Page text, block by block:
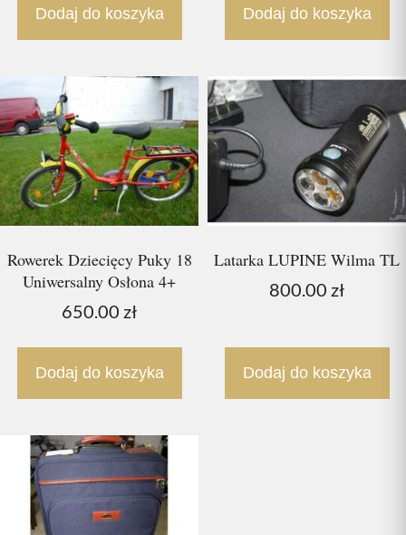
Dodaj do koszyka Dodaj do koszyka
Rowerek Dziecięcy Puky 18
Uniwersalny Osłona 4+
650.00 zł
Dodaj do koszyka
Latarka LUPINE Wilma TL
800.00 zł
Dodaj do koszyka